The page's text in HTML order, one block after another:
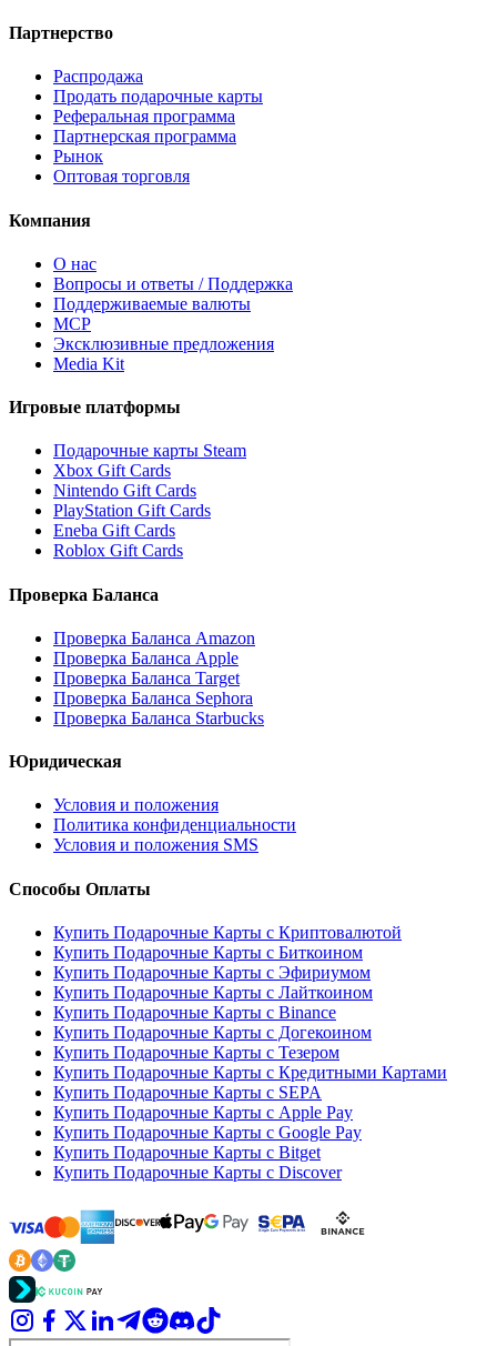
Партнерство
Распродажа
Продать подарочные карты
Реферальная программа
Партнерская программа
Рынок
Оптовая торговля
Компания
О нас
Вопросы и ответы / Поддержка
Поддерживаемые валюты
MCP
Эксклюзивные предложения
Media Kit
Игровые платформы
Подарочные карты Steam
Xbox Gift Cards
Nintendo Gift Cards
PlayStation Gift Cards
Eneba Gift Cards
Roblox Gift Cards
Проверка Баланса
Проверка Баланса Amazon
Проверка Баланса Apple
Проверка Баланса Target
Проверка Баланса Sephora
Проверка Баланса Starbucks
Юридическая
Условия и положения
Политика конфиденциальности
Условия и положения SMS
Способы Оплаты
Купить Подарочные Карты с Криптовалютой
Купить Подарочные Карты с Биткоином
Купить Подарочные Карты с Эфириумом
Купить Подарочные Карты с Лайткоином
Купить Подарочные Карты с Binance
Купить Подарочные Карты с Догекоином
Купить Подарочные Карты с Тезером
Купить Подарочные Карты с Кредитными Картами
Купить Подарочные Карты с SEPA
Купить Подарочные Карты с Apple Pay
Купить Подарочные Карты с Google Pay
Купить Подарочные Карты с Bitget
Купить Подарочные Карты с Discover